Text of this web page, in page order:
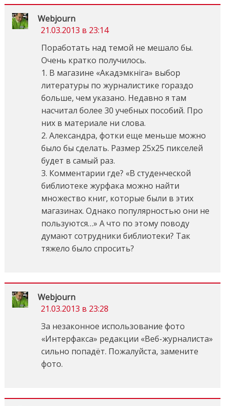
Webjourn
21.03.2013 в 23:14
Поработать над темой не мешало бы.
Очень кратко получилось.
1. В магазине «Акадэмкніга» выбор
литературы по журналистике гораздо
больше, чем указано. Недавно я там
насчитал более 30 учебных пособий. Про
них в материале ни слова.
2. Александра, фотки еще меньше можно
было бы сделать. Размер 25х25 пикселей
будет в самый раз.
3. Комментарии где? «В студенческой
библиотеке журфака можно найти
множество книг, которые были в этих
магазинах. Однако популярностью они не
пользуются…» А что по этому поводу
думают сотрудники библиотеки? Так
тяжело было спросить?
Webjourn
21.03.2013 в 23:28
За незаконное использование фото
«Интерфакса» редакции «Веб-журналиста»
сильно попадёт. Пожалуйста, замените
фото.